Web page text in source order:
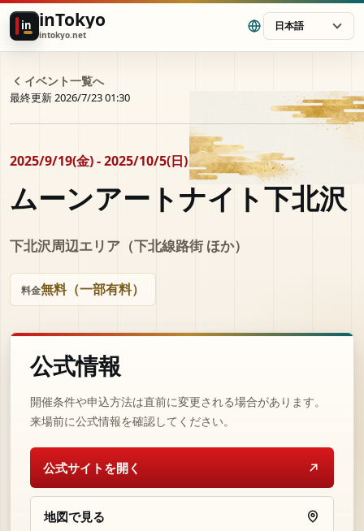
in inTokyo
intokyo.net
日本語
イベント一覧へ
最終更新 2026/7/23 01:30
2025/9/19(金) - 2025/10/5(日)
ムーンアートナイト下北沢
下北沢周辺エリア（下北線路街 ほか）
料金無料（一部有料）
公式情報
開催条件や申込方法は直前に変更される場合があります。
来場前に公式情報を確認してください。
公式サイトを開く
地図で見る